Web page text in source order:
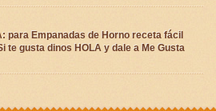
para Empanadas de Horno receta fácil
te gusta dinos HOLA y dale a Me Gusta